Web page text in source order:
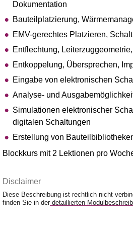
Dokumentation
Bauteilplatzierung,
EMV-gerechtes Platzieren,
Entflechtung,
Entkoppelung, Übersprechen,
Eingabe von elektronischen
Analyse- und
Simulationen elektronischer
digitalen Schaltungen
Erstellung von
Blockkurs mit 2 Lektionen pro
Disclaimer
Diese Beschreibung ist rechtlich nicht
finden Sie in der detaillierten